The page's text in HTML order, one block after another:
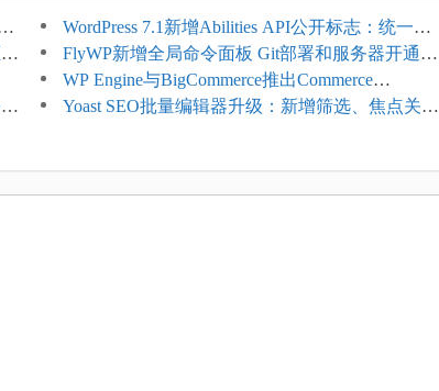
WordPress 7.1新增Abilities API公开标志：统一支
持REST API、MCP与AI代理
FlyWP新增全局命令面板 Git部署和服务器开通更
方便
WP Engine与BigCommerce推出Commerce
Connect：WordPress商店可保留前台体验并扩展电
Yoast SEO批量编辑器升级：新增筛选、焦点关键